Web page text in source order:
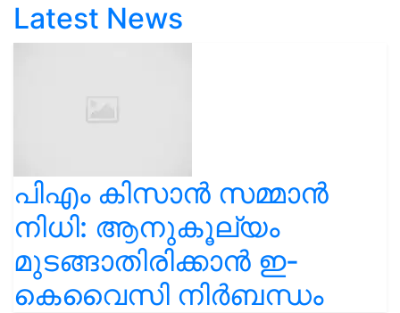
Latest News
പിഎം കിസാൻ സമ്മാൻ
നിധി: ആനുകൂല്യം
മുടങ്ങാതിരിക്കാൻ ഇ-
കെവൈസി നിർബന്ധം